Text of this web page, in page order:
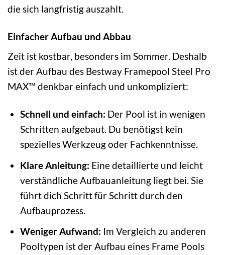
die sich langfristig auszahlt.
Einfacher Aufbau und Abbau
Zeit ist kostbar, besonders im Sommer. Deshalb
ist der Aufbau des Bestway Framepool Steel Pro
MAX™ denkbar einfach und unkompliziert:
Schnell und einfach: Der Pool ist in wenigen
Schritten aufgebaut. Du benötigst kein
spezielles Werkzeug oder Fachkenntnisse.
Klare Anleitung: Eine detaillierte und leicht
verständliche Aufbauanleitung liegt bei. Sie
führt dich Schritt für Schritt durch den
Aufbauprozess.
Weniger Aufwand: Im Vergleich zu anderen
Pooltypen ist der Aufbau eines Frame Pools